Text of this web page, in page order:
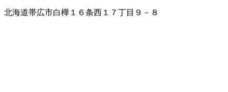
北海道帯広市白樺１６条西１７丁目９－８